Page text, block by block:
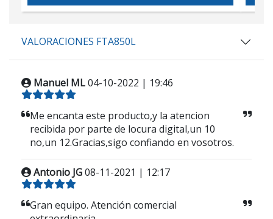
VALORACIONES FTA850L
Manuel ML04-10-2022 | 19:46
Me encanta este producto,y la atencion
recibida por parte de locura digital,un 10
no,un 12.Gracias,sigo confiando en vosotros.
Antonio JG08-11-2021 | 12:17
Gran equipo. Atención comercial